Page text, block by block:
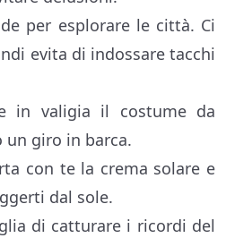
per esplorare le città. Ci
evita di indossare tacchi
in valigia il costume da
un giro in barca.
con te la crema solare e
dal sole.
di catturare i ricordi del